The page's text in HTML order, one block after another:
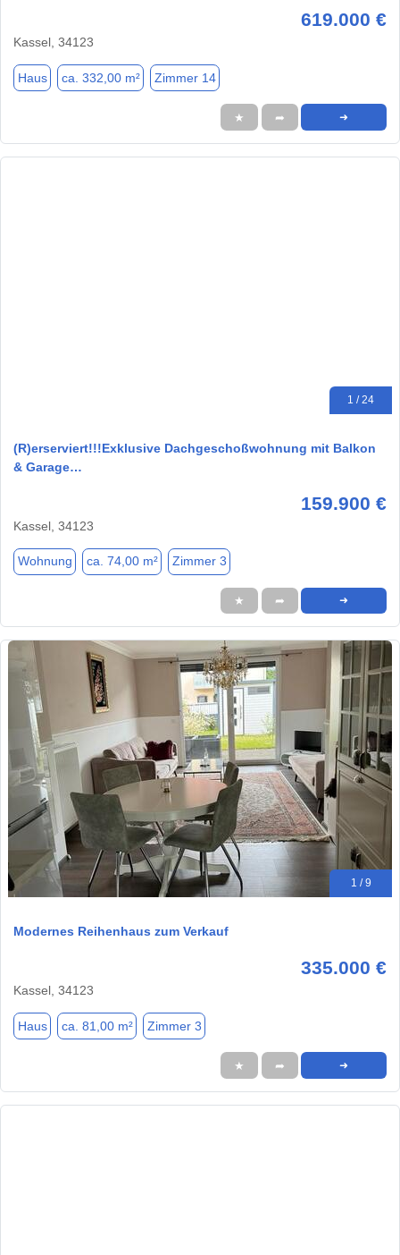
619.000 €
Kassel, 34123
Haus ca. 332,00 m² Zimmer 14
★ ➦ ➜
1 / 24
(R)erserviert!!!Exklusive Dachgeschoßwohnung mit Balkon
& Garage…
159.900 €
Kassel, 34123
Wohnung ca. 74,00 m² Zimmer 3
★ ➦ ➜
1 / 9
Modernes Reihenhaus zum Verkauf
335.000 €
Kassel, 34123
Haus ca. 81,00 m² Zimmer 3
★ ➦ ➜